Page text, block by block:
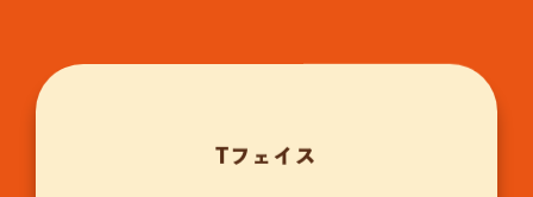
Tフェイス